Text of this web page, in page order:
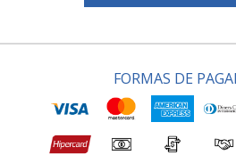
FORMAS DE